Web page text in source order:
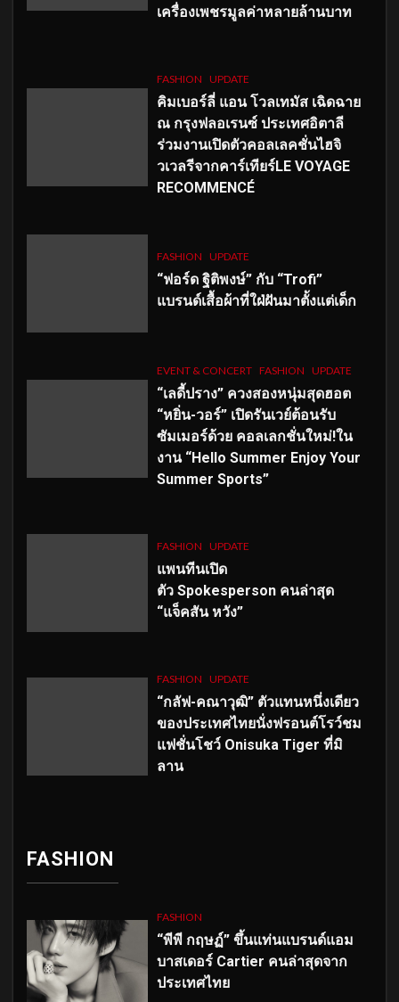
เครื่องเพชรมูลค่าหลายล้านบาท
FASHION UPDATE
คิมเบอร์ลี่ แอน โวลเทมัส เฉิดฉาย
ณ กรุงฟลอเรนซ์ ประเทศอิตาลี
ร่วมงานเปิดตัวคอลเลคชั่นไฮจิ
วเวลรีจากคาร์เทียร์LE VOYAGE
RECOMMENCÉ
FASHION UPDATE
“ฟอร์ด ฐิติพงษ์” กับ “Trofi”
แบรนด์เสื้อผ้าที่ใฝ่ฝันมาตั้งแต่เด็ก
EVENT & CONCERT FASHION UPDATE
“เลดี้ปราง” ควงสองหนุ่มสุดฮอต
“หยิ่น-วอร์” เปิดรันเวย์ต้อนรับ
ซัมเมอร์ด้วย คอลเลกชั่นใหม่!ใน
งาน “Hello Summer Enjoy Your
Summer Sports”
FASHION UPDATE
แพนทีนเปิด
ตัว Spokesperson คนล่าสุด
“แจ็คสัน หวัง”
FASHION UPDATE
“กลัฟ-คณาวุฒิ” ตัวแทนหนึ่งเดียว
ของประเทศไทยนั่งฟรอนต์โรว์ชม
แฟชั่นโชว์ Onisuka Tiger ที่มิ
ลาน
FASHION
FASHION
“พีพี กฤษฏ์” ขึ้นแท่นแบรนด์แอม
บาสเดอร์ Cartier คนล่าสุดจาก
ประเทศไทย